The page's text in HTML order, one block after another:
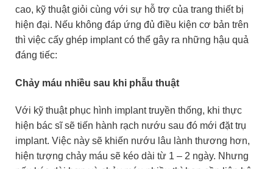
cao, kỹ thuật giỏi cùng với sự hỗ trợ của trang thiết bị
hiện đại. Nếu không đáp ứng đủ điều kiện cơ bản trên
thì việc cấy ghép implant có thể gây ra những hậu quả
đáng tiếc:
Chảy máu nhiều sau khi phẫu thuật
Với kỹ thuật phục hình implant truyền thống, khi thực
hiện bác sĩ sẽ tiến hành rạch nướu sau đó mới đặt trụ
implant. Việc này sẽ khiến nướu lâu lành thương hơn,
hiện tượng chảy máu sẽ kéo dài từ 1 – 2 ngày. Nhưng